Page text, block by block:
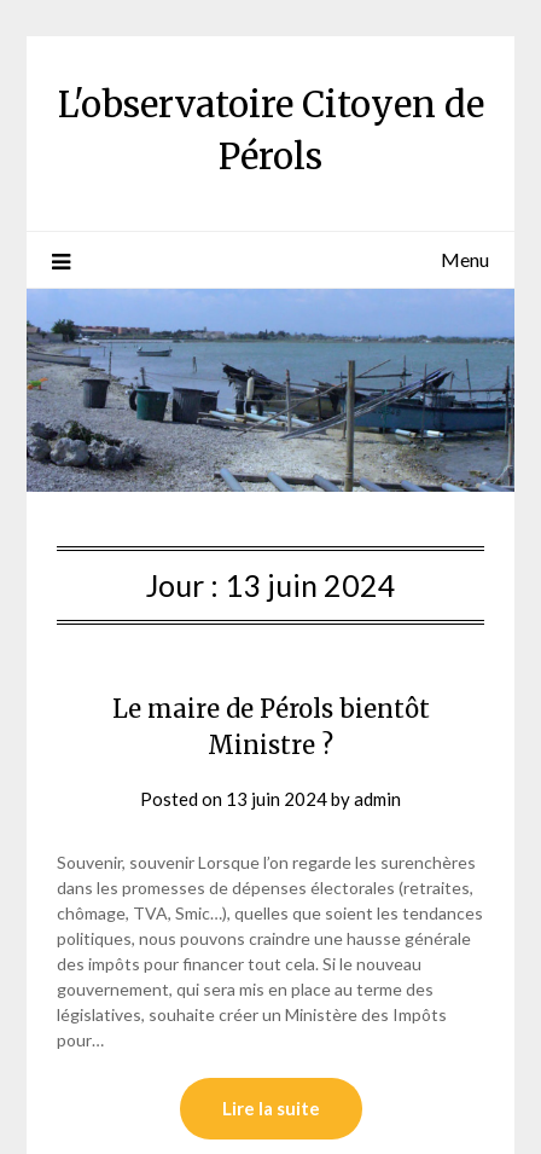
L'observatoire Citoyen de
Pérols
Menu
Jour : 13 juin 2024
Le maire de Pérols bientôt
Ministre ?
Posted on 13 juin 2024byadmin
Souvenir, souvenir Lorsque l’on regarde les surenchères
dans les promesses de dépenses électorales (retraites,
chômage, TVA, Smic…), quelles que soient les tendances
politiques, nous pouvons craindre une hausse générale
des impôts pour financer tout cela. Si le nouveau
gouvernement, qui sera mis en place au terme des
législatives, souhaite créer un Ministère des Impôts
pour…
Lire la suite